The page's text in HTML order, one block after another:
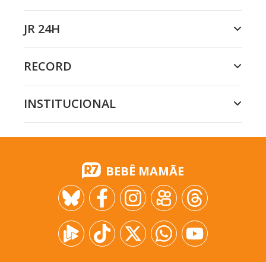
JR 24H
RECORD
INSTITUCIONAL
BEBÊ MAMÃE